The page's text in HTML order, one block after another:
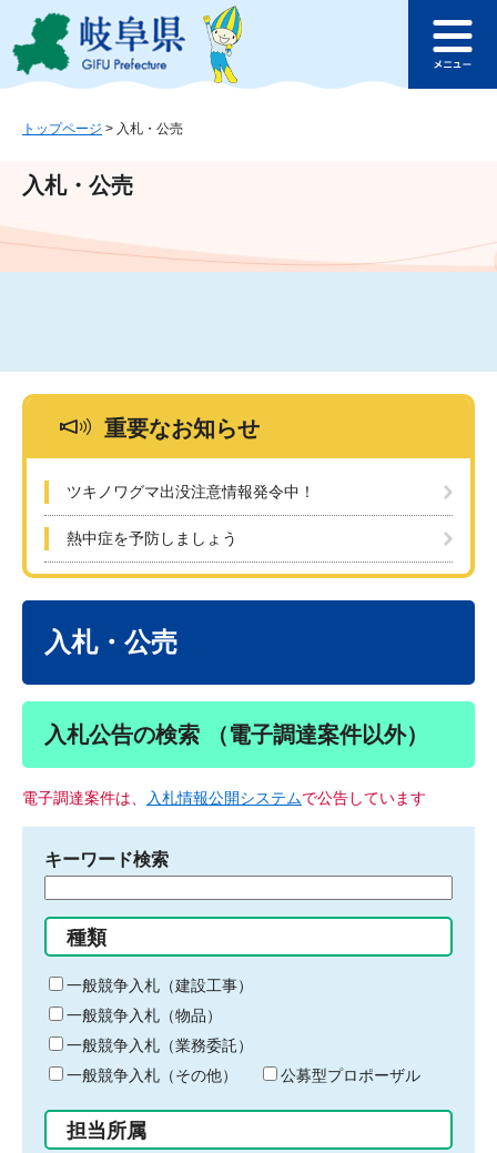
ジ
ュ
文
このページの本文へ
ュ
トップページ > 入札・公売
入札・公売
重要なお知らせ
ツキノワグマ出没注意情報発令中！
熱中症を予防しましょう
入札・公売
入札公告の検索 （電子調達案件以外）
電子調達案件は、 入札情報公開システムで公告しています
キーワード検索
る
キ
ー
ワ
ー
ド
入
力
種類
一般競争入札（建設工事）
一般競争入札（物品）
一般競争入札（業務委託）
一般競争入札（その他）
公募型プロポーザル
担当所属